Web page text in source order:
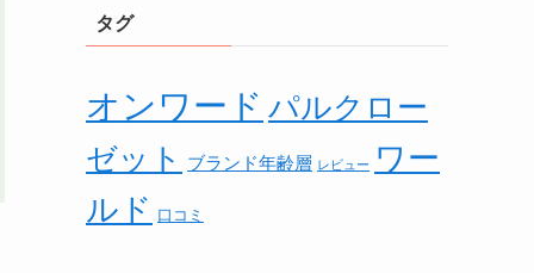
タグ
オンワード パルクロー
ゼット ブランド年齢層 レビュー ワー
ルド 口コミ